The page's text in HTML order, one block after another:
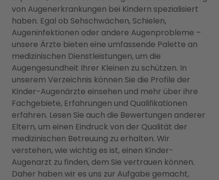
von Augenerkrankungen bei Kindern spezialisiert
haben. Egal ob Sehschwächen, Schielen,
Augeninfektionen oder andere Augenprobleme –
unsere Ärzte bieten eine umfassende Palette an
medizinischen Dienstleistungen, um die
Augengesundheit Ihrer Kleinen zu schützen. In
unserem Verzeichnis können Sie die Profile der
Kinder-Augenärzte einsehen und mehr über ihre
Fachgebiete, Erfahrungen und Qualifikationen
erfahren. Lesen Sie auch die Bewertungen anderer
Eltern, um einen Eindruck von der Qualität der
medizinischen Betreuung zu erhalten. Wir
verstehen, wie wichtig es ist, einen Kinder-
Augenarzt zu finden, dem Sie vertrauen können.
Daher haben wir es uns zur Aufgabe gemacht,